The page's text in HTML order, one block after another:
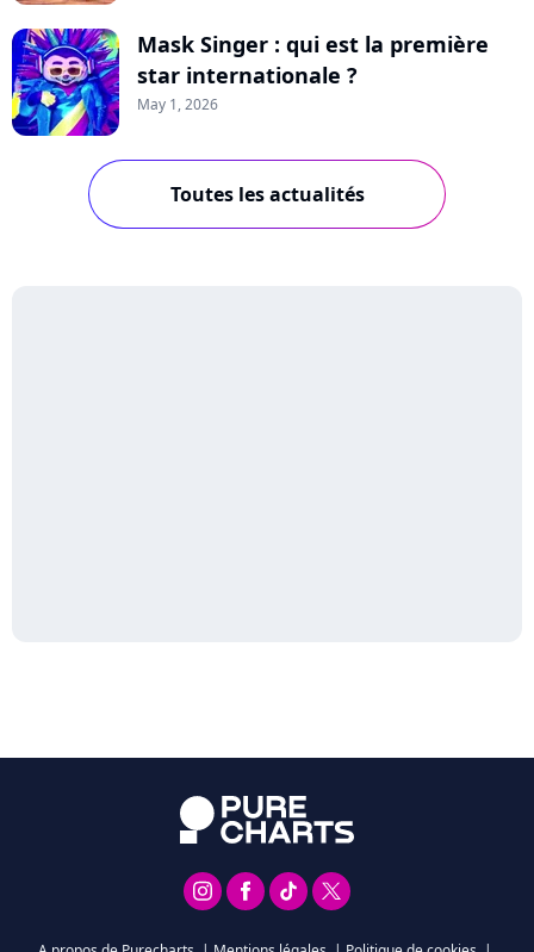
Mask Singer : qui est la première
star internationale ?
May 1, 2026
Toutes les actualités